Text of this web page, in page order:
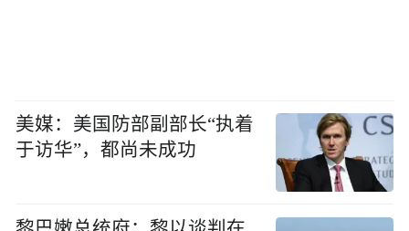
美媒：美国防部副部长“执着
于访华”，都尚未成功